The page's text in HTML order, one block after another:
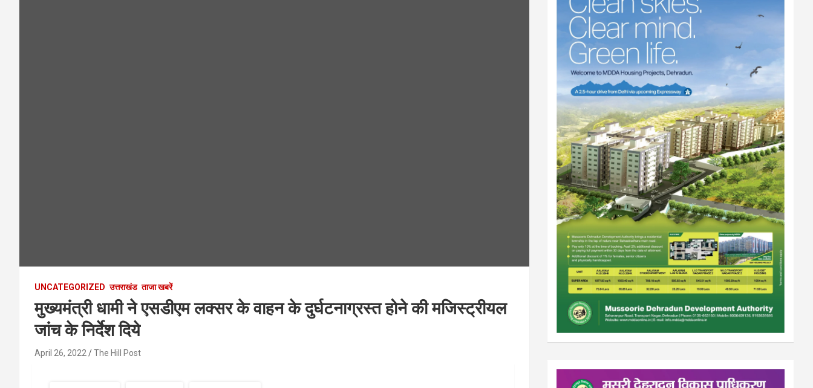
UNCATEGORIZED उत्तराखंड ताजा खबरें
मुख्यमंत्री धामी ने एसडीएम लक्सर के वाहन के दुर्घटनाग्रस्त होने की मजिस्ट्रीयल
जांच के निर्देश दिये
April 26, 2022 The Hill Post